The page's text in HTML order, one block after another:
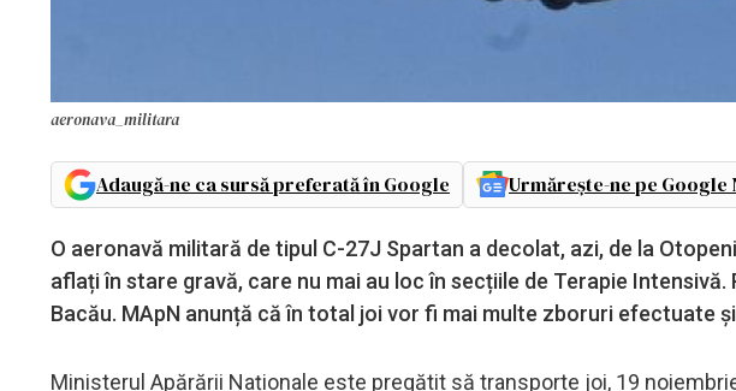
aeronava_militara
Adaugă-ne ca sursă preferată în Google Urmărește-ne pe Google
O aeronavă militară de tipul C-27J Spartan a decolat, azi, de la
aflați în stare gravă, care nu mai au loc în secțiile de Terapie
Bacău. MApN anunță că în total joi vor fi mai multe zboruri efectuate
Ministerul Apărării Naționale este pregătit să transporte joi, 19